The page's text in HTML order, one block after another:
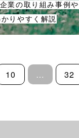
業の取り組み事例や
りやすく解説
10 … 32